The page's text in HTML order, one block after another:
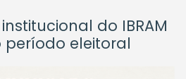
do IBRAM
período eleitoral